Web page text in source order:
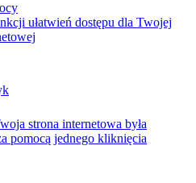
ułatwień dostępu dla Twojej
strona internetowa była
pomocą jednego kliknięcia